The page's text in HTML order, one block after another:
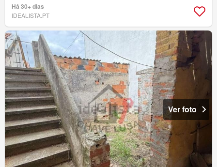
Há 30+ dias
IDEALISTA.PT
Ver foto